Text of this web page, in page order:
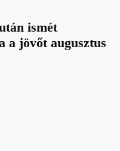
ismét
a jövőt augusztus